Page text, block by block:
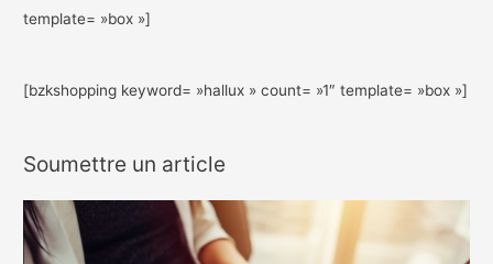
template= »box »]
[bzkshopping keyword= »hallux » count= »1″ template= »box »]
Soumettre un article